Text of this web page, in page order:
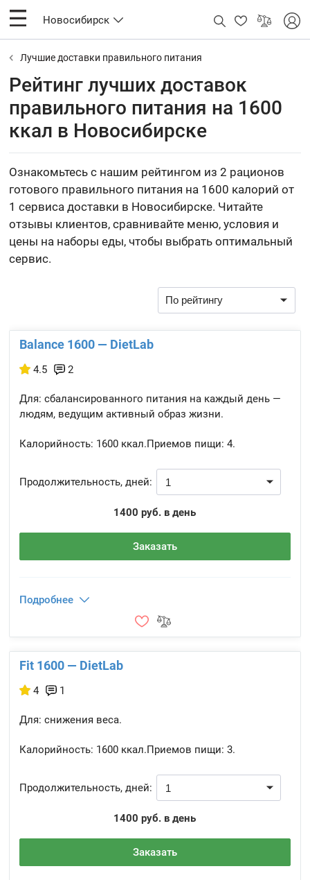
Новосибирск
Лучшие доставки правильного питания
Рейтинг лучших доставок
правильного питания на 1600
ккал в Новосибирске
Ознакомьтесь с нашим рейтингом из 2 рационов
готового правильного питания на 1600 калорий от
1 сервиса доставки в Новосибирске. Читайте
отзывы клиентов, сравнивайте меню, условия и
цены на наборы еды, чтобы выбрать оптимальный
сервис.
Balance 1600 — DietLab
4.5 2
Для: сбалансированного питания на каждый день —
людям, ведущим активный образ жизни.
Калорийность: 1600 ккал.Приемов пищи: 4.
Продолжительность, дней:
1400 руб. в день
Заказать
Подробнее
Fit 1600 — DietLab
4 1
Для: снижения веса.
Калорийность: 1600 ккал.Приемов пищи: 3.
Продолжительность, дней:
1400 руб. в день
Заказать